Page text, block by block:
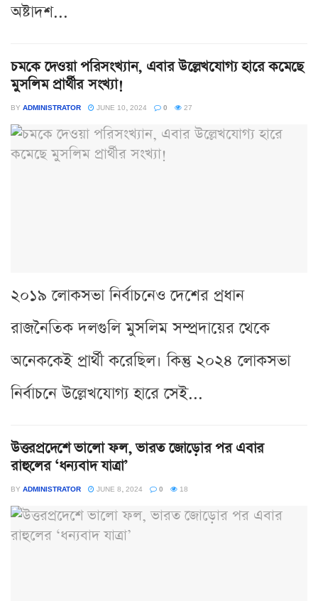
অষ্টাদশ...
চমকে দেওয়া পরিসংখ্যান, এবার উল্লেখযোগ্য হারে কমেছে
মুসলিম প্রার্থীর সংখ্যা!
BY ADMINISTRATOR JUNE 10, 2024 0 27
২০১৯ লোকসভা নির্বাচনেও দেশের প্রধান
রাজনৈতিক দলগুলি মুসলিম সম্প্রদায়ের থেকে
অনেককেই প্রার্থী করেছিল। কিন্তু ২০২৪ লোকসভা
নির্বাচনে উল্লেখযোগ্য হারে সেই...
উত্তরপ্রদেশে ভালো ফল, ভারত জোড়োর পর এবার
রাহুলের ‘ধন্যবাদ যাত্রা’
BY ADMINISTRATOR JUNE 8, 2024 0 18